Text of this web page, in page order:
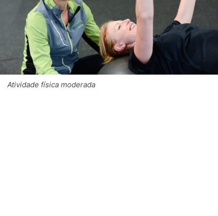
Atividade física moderada